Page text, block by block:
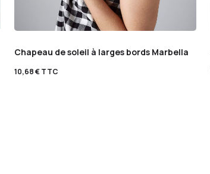
Chapeau de soleil à larges bords Marbella
10,68€TTC